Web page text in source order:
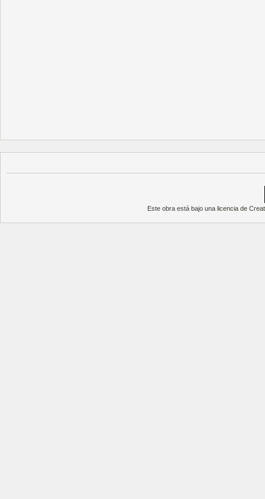
Este obra está bajo unalicencia de